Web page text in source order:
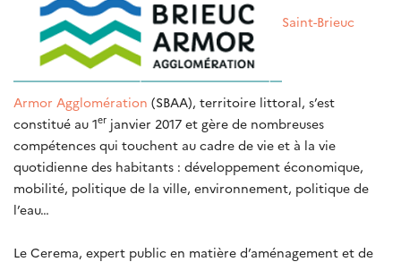
Saint-Brieuc
Armor Agglomération (SBAA), territoire littoral, s’est
constitué au 1er janvier 2017 et gère de nombreuses
compétences qui touchent au cadre de vie et à la vie
quotidienne des habitants : développement économique,
mobilité, politique de la ville, environnement, politique de
l’eau…
Le Cerema, expert public en matière d’aménagement et de